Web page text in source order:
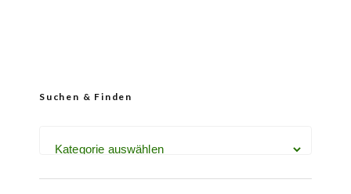
Suchen & Finden